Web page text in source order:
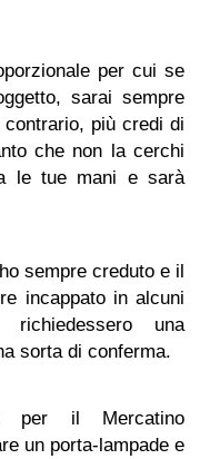
per cui se
sarai sempre
più credi di
che non la cerchi
le tue mani e sarà
sempre creduto e il
incappato in alcuni
una
sorta di conferma.
per il Mercatino
un porta-lampade e